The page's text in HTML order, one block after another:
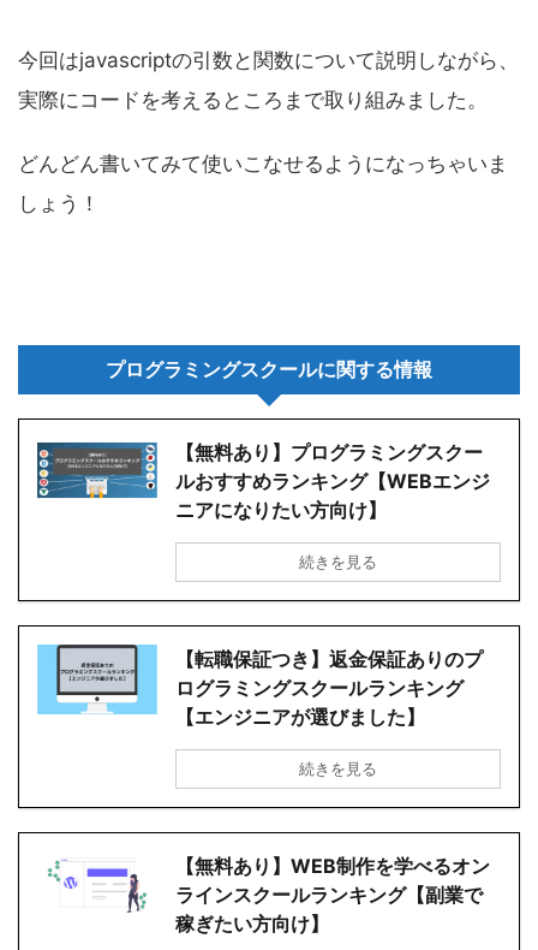
今回はjavascriptの引数と関数について説明しながら、
実際にコードを考えるところまで取り組みました。
どんどん書いてみて使いこなせるようになっちゃいま
しょう！
プログラミングスクールに関する情報
【無料あり】プログラミングスクー
ルおすすめランキング【WEBエンジ
ニアになりたい方向け】
続きを見る
【転職保証つき】返金保証ありのプ
ログラミングスクールランキング
【エンジニアが選びました】
続きを見る
【無料あり】WEB制作を学べるオン
ラインスクールランキング【副業で
稼ぎたい方向け】